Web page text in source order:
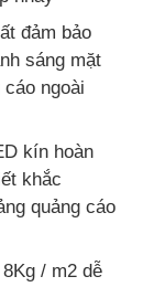
đảm bảo
sáng mặt
ngoài
kín hoàn
khắc
quảng cáo
/ m2 dễ